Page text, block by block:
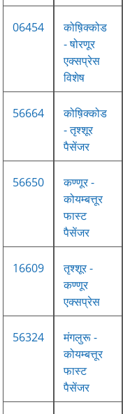
06454
कोष़िक्कोड
- षोरणूर
एक्सप्रेस
विशेष
56664
कोष़िक्कोड
- तृश्शूर
पैसेंजर
56650
कण्णूर -
कोयम्बत्तूर
फास्ट
पैसेंजर
16609
तृश्शूर -
कण्णूर
एक्सप्रेस
56324
मंगलुरू -
कोयम्बत्तूर
फास्ट
पैसेंजर